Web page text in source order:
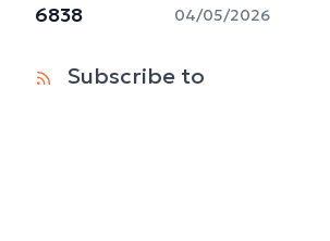
6838 04/05/2026
Subscribe to